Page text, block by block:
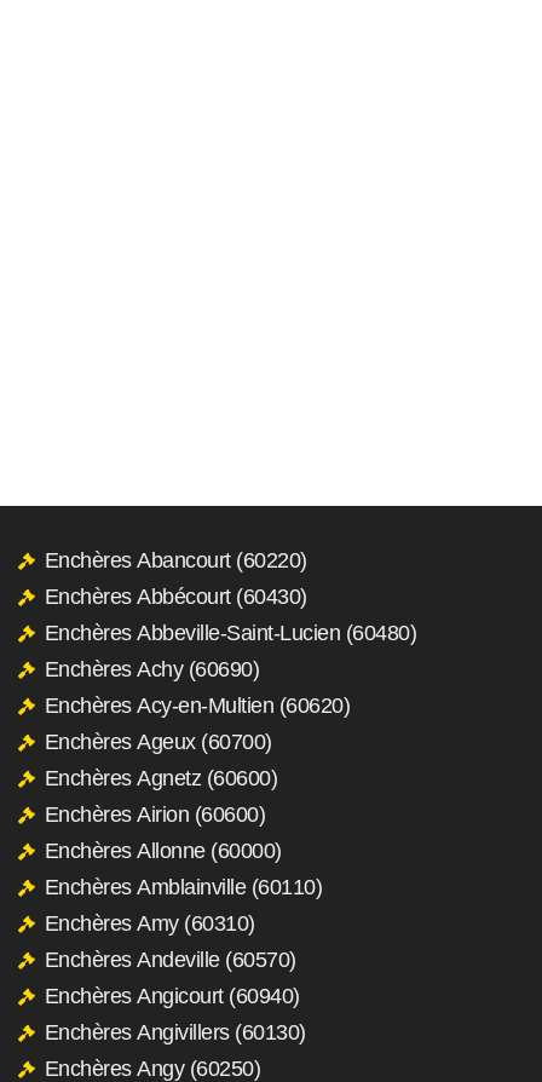
Enchères Abancourt (60220)
Enchères Abbécourt (60430)
Enchères Abbeville-Saint-Lucien (60480)
Enchères Achy (60690)
Enchères Acy-en-Multien (60620)
Enchères Ageux (60700)
Enchères Agnetz (60600)
Enchères Airion (60600)
Enchères Allonne (60000)
Enchères Amblainville (60110)
Enchères Amy (60310)
Enchères Andeville (60570)
Enchères Angicourt (60940)
Enchères Angivillers (60130)
Enchères Angy (60250)